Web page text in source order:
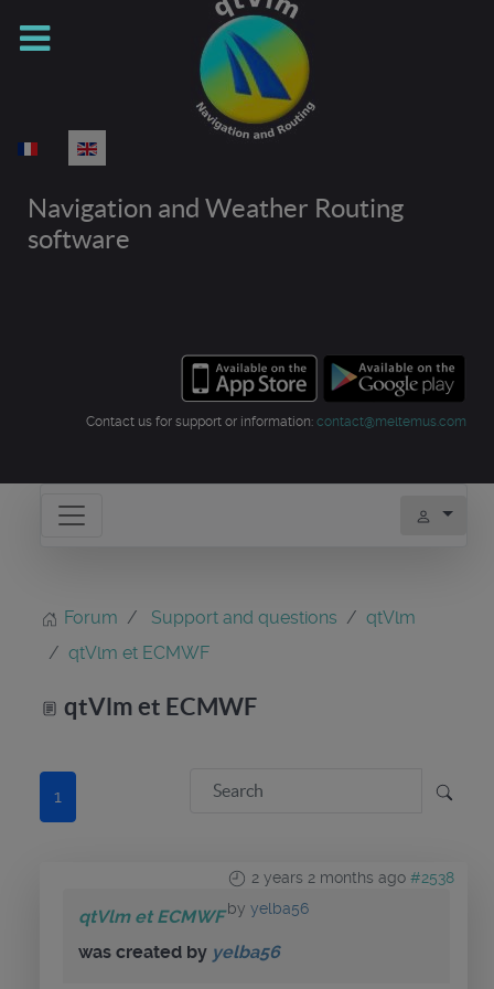
Select your language
Navigation and Weather Routing
software
Contact us for support or information: contact@meltemus.com
Forum Support and questions
qtVlm
qtVlm et ECMWF
qtVlm et ECMWF
1
2 years 2 months ago #2538
by yelba56
qtVlm et ECMWF
was created by yelba56